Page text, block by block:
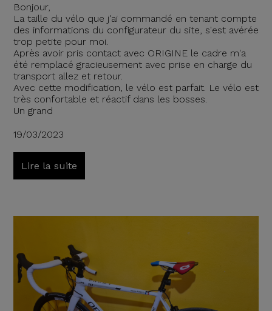
Bonjour,
La taille du vélo que j'ai commandé en tenant compte
des informations du configurateur du site, s'est avérée
trop petite pour moi.
Après avoir pris contact avec ORIGINE le cadre m'a
été remplacé gracieusement avec prise en charge du
transport allez et retour.
Avec cette modification, le vélo est parfait. Le vélo est
très confortable et réactif dans les bosses.
Un grand
19/03/2023
Lire la suite